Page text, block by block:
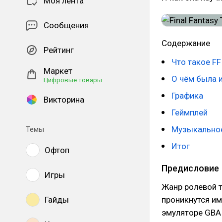
Сообщения
Рейтинг
Маркет
Цифровые товары
Викторина
Темы
Офтоп
Игры
Гайды
Содержание
Что такое
О чём была
Графика
Геймплей
Итог
Предисловие
Жанр ролевой
проникнутся
эмуляторе